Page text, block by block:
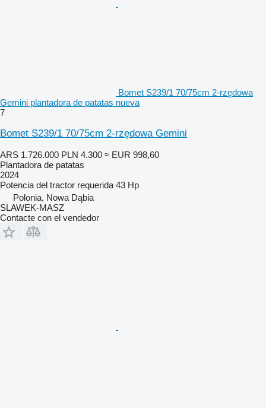
Bomet S239/1 70/75cm 2-rzędowa
Gemini plantadora de patatas nueva
7
Bomet S239/1 70/75cm 2-rzędowa Gemini
ARS 1.726.000 PLN 4.300 ≈ EUR 998,60
Plantadora de patatas
2024
Potencia del tractor requerida 43 Hp
Polonia, Nowa Dąbia
SLAWEK-MASZ
Contacte con el vendedor